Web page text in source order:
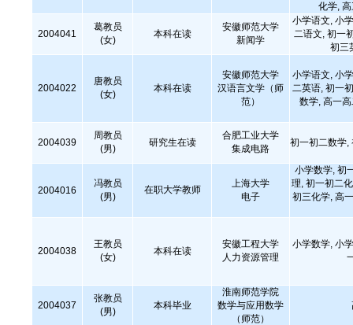
化学,
2004041
葛教员
(女)
本科在读
安徽师范大学
新闻学
小学语文, 小
二语文, 初一
初三
2004022
唐教员
(女)
本科在读
安徽师范大学
汉语言文学（师
范）
小学语文, 小
二英语, 初一
数学, 高一
2004039
周教员
(男)
研究生在读
合肥工业大学
集成电路
初一初二数学,
2004016
冯教员
(男)
在职大学教师
上海大学
电子
小学数学, 初
理, 初一初二
初三化学, 高
2004038
王教员
(女)
本科在读
安徽工程大学
人力资源管理
小学数学, 小
2004037
张教员
(男)
本科毕业
淮南师范学院
数学与应用数学
（师范）